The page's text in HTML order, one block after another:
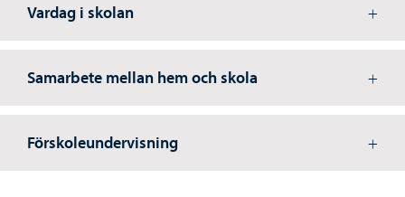
Vardag i skolan
Samarbete mellan hem och skola
Förskoleundervisning